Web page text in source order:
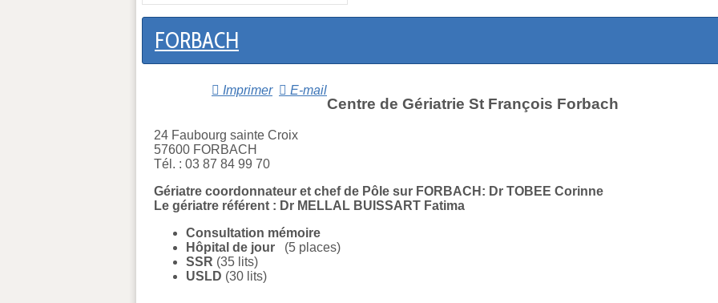
FORBACH
Imprimer E-mail
Centre de Gériatrie St François Forbach
24 Faubourg sainte Croix
57600 FORBACH
Tél. : 03 87 84 99 70
Gériatre coordonnateur et chef de Pôle sur FORBACH: Dr TOBEE Corinne
Le gériatre référent : Dr MELLAL BUISSART Fatima
Consultation mémoire
Hôpital de jour
(5 places)
SSR (35 lits)
USLD (30 lits)